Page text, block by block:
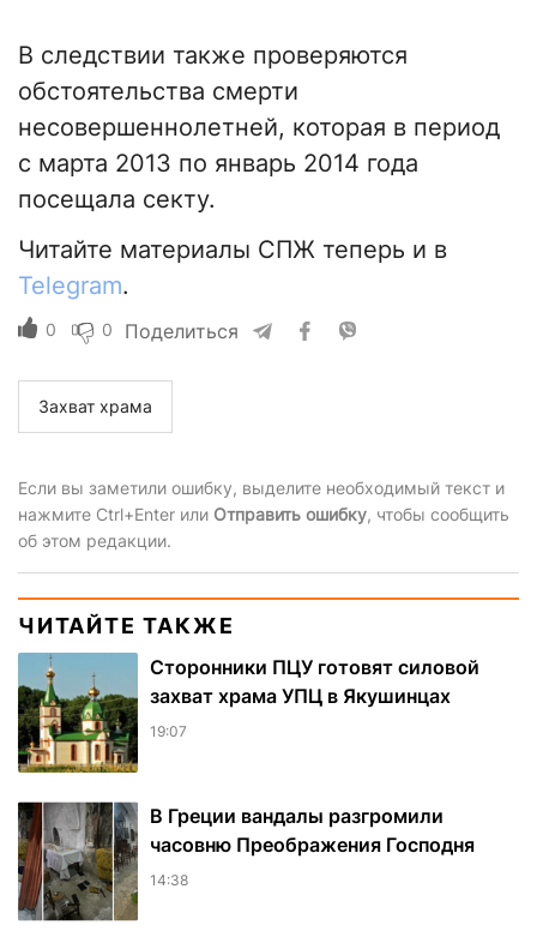
В следствии также проверяются
обстоятельства смерти
несовершеннолетней, которая в период
с марта 2013 по январь 2014 года
посещала секту.
Читайте материалы СПЖ теперь и в
Telegram.
0 0 Поделиться
Захват храма
Если вы заметили ошибку, выделите необходимый текст и
нажмите Ctrl+Enter или Отправить ошибку, чтобы сообщить
об этом редакции.
ЧИТАЙТЕ ТАКЖЕ
Сторонники ПЦУ готовят силовой
захват храма УПЦ в Якушинцах
19:07
В Греции вандалы разгромили
часовню Преображения Господня
14:38